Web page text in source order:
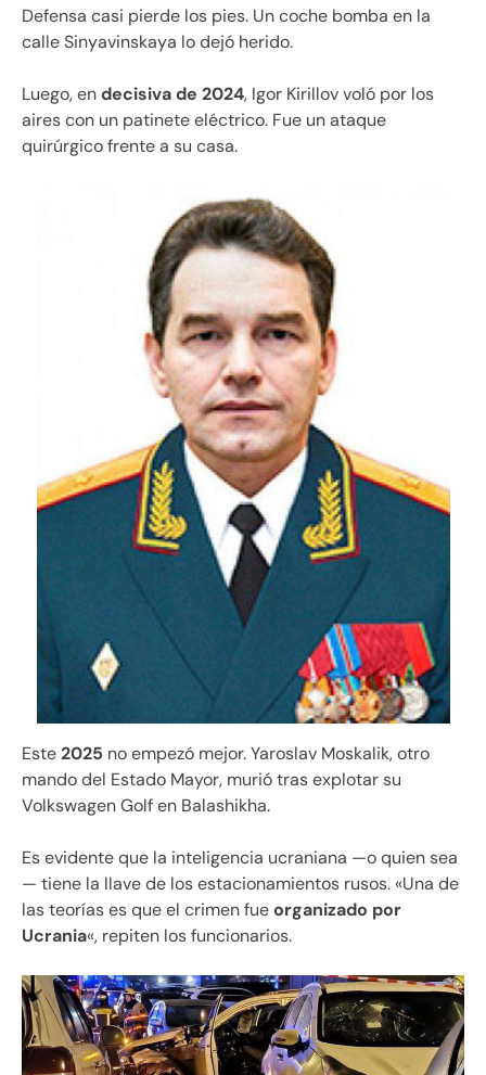
Defensa casi pierde los pies. Un coche bomba en la
calle Sinyavinskaya lo dejó herido.
Luego, endecisiva de 2024, Igor Kirillov voló por los
aires con un patinete eléctrico. Fue un ataque
quirúrgico frente a su casa.
Este2025 no empezó mejor. Yaroslav Moskalik, otro
mando del Estado Mayor, murió tras explotar su
Volkswagen Golf en Balashikha.
Es evidente que la inteligencia ucraniana —o quien sea
— tiene la llave de los estacionamientos rusos. «Una de
las teorías es que el crimen fueorganizado por
Ucrania«, repiten los funcionarios.